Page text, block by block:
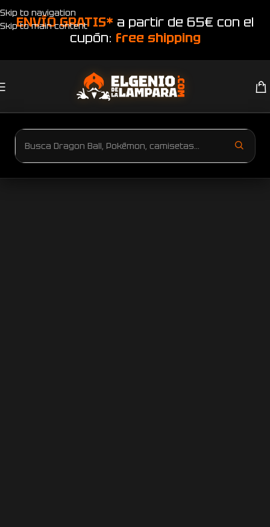
Skip to navigation
Skip to main content
ENVÍO GRATIS* a partir de 65€ con el
cupón: free shipping